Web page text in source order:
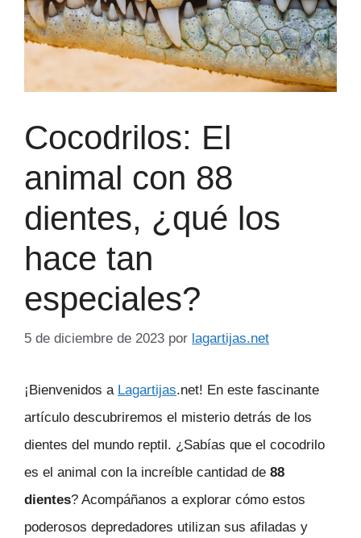
Cocodrilos: El
animal con 88
dientes, ¿qué los
hace tan
especiales?
5 de diciembre de 2023 por lagartijas.net
¡Bienvenidos a Lagartijas.net! En este fascinante
artículo descubriremos el misterio detrás de los
dientes del mundo reptil. ¿Sabías que el cocodrilo
es el animal con la increíble cantidad de 88
dientes? Acompáñanos a explorar cómo estos
poderosos depredadores utilizan sus afiladas y